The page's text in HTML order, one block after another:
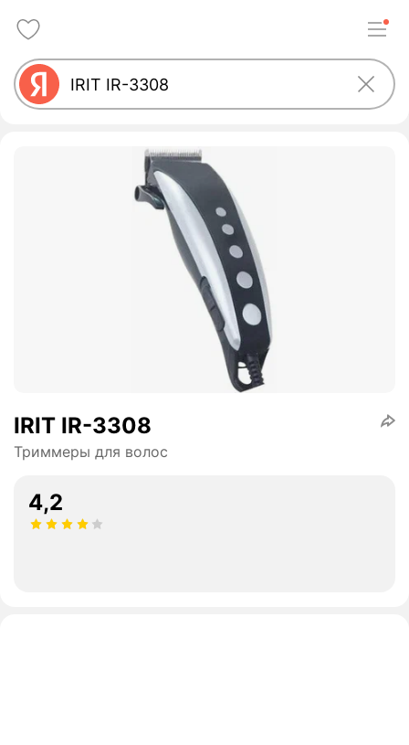
IRIT IR-3308
Триммеры для волос
4,2